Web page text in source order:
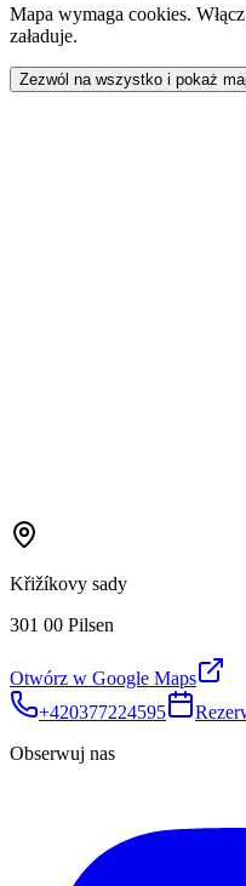
Mapa wymaga cookies.
załaduje.
Zezwól na wszystko i pokaż
Křižíkovy sady
301 00 Pilsen
Otwórz w Google Maps
+420377224595
Obserwuj nas